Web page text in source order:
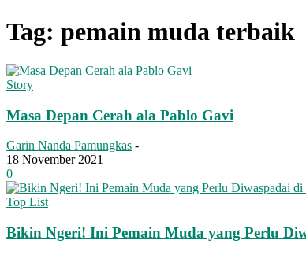
Tag: pemain muda terbaik
Story
Masa Depan Cerah ala Pablo Gavi
Garin Nanda Pamungkas -
18 November 2021
0
Top List
Bikin Ngeri! Ini Pemain Muda yang Perlu